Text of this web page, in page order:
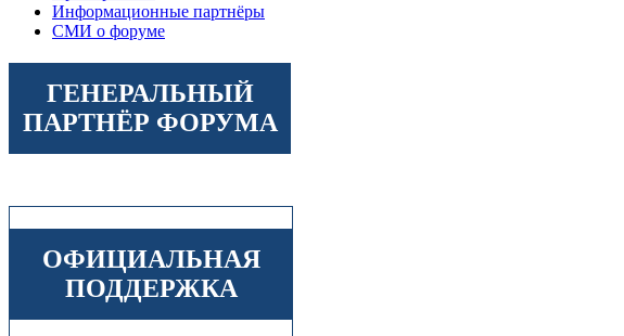
Информационные партнёры
СМИ о форуме
ГЕНЕРАЛЬНЫЙ
ПАРТНЁР ФОРУМА
ОФИЦИАЛЬНАЯ
ПОДДЕРЖКА